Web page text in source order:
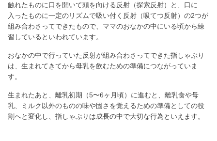
触れたものに口を開いて頭を向ける反射（探索反射）と、口に
入ったものに一定のリズムで吸い付く反射（吸てつ反射）の2つが
組み合わさってできたもので、ママのおなかの中にいる頃から練
習しているといわれています。
おなかの中で行っていた反射が組み合わさってできた指しゃぶり
は、生まれてきてから母乳を飲むための準備につながっていま
す。
生まれたあと、離乳初期（5〜6ヶ月頃）に進むと、離乳食や母
乳、ミルク以外のものの味や固さを覚えるための準備としての役
割へと変化し、指しゃぶりは成長の中で大切な行為といえます。